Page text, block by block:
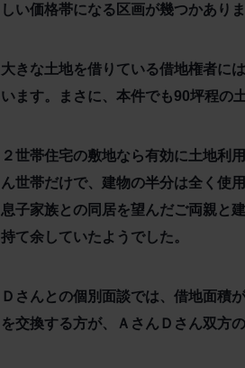
しい価格帯になる区画が幾つかありま
大きな土地を借りている借地権者に
います。まさに、本件でも90坪程の
２世帯住宅の敷地なら有効に土地利
ん世帯だけで、建物の半分は全く使
息子家族との同居を望んだご両親と
持て余していたようでした。
Ｄさんとの個別面談では、借地面積
を交換する方が、ＡさんＤさん双方